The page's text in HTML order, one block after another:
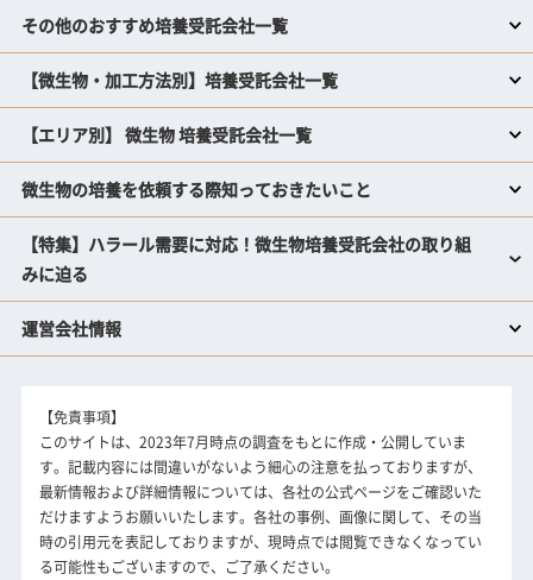
その他のおすすめ培養受託会社一覧
【微生物・加工方法別】培養受託会社一覧
【エリア別】 微生物 培養受託会社一覧
微生物の培養を依頼する際知っておきたいこと
【特集】ハラール需要に対応！微生物培養受託会社の取り組
みに迫る
運営会社情報
【免責事項】
このサイトは、2023年7月時点の調査をもとに作成・公開していま
す。記載内容には間違いがないよう細心の注意を払っておりますが、
最新情報および詳細情報については、各社の公式ページをご確認いた
だけますようお願いいたします。各社の事例、画像に関して、その当
時の引用元を表記しておりますが、現時点では閲覧できなくなってい
る可能性もございますので、ご了承ください。